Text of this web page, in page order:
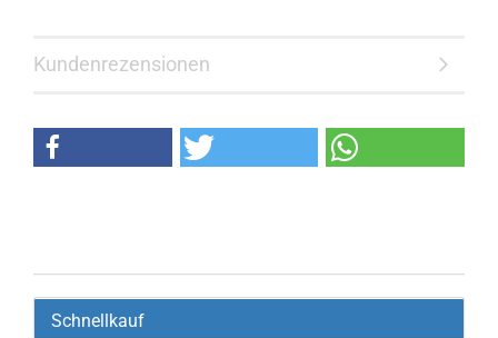
Kundenrezensionen
Schnellkauf